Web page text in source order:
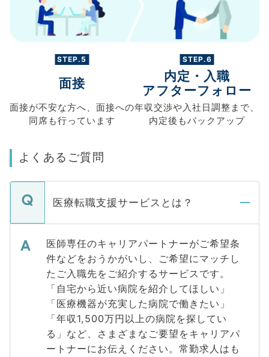
STEP.5
面接
面接が不安な方へ、 面接への
同席も行っています
STEP.6
内定・入職
アフターフォロー
年収交渉や入社日調整まで、
内定後もバックアップ
よくあるご質問
医療転職支援サービスとは？
医師専任のキャリアパートナーがご希望条
件などをおうかがいし、ご希望にマッチし
たご入職先をご紹介するサービスです。
「自宅から近い病院を紹介してほしい」
「医療機器が充実した病院で働きたい」
「年収1,500万円以上の病院を探してい
る」など、さまざまなご要望をキャリアパ
ートナーにお伝えください。常勤求人はも